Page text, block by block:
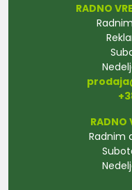
RADNO
RADNO
Radnim